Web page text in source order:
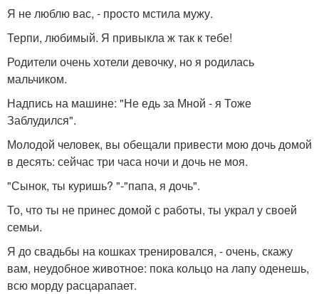
Я не люблю вас, - просто мстила мужу.
Терпи, любимый. Я привыкла ж так к тебе!
Родители очень хотели девочку, но я родилась
мальчиком.
Надпись на машине: "Не едь за Мной - я Тоже
Заблудился".
Молодой человек, вы обещали привести мою дочь домой
в десять: сейчас три часа ночи и дочь не моя.
"Сынок, ты куришь? "-"папа, я дочь".
То, что ты не принес домой с работы, ты украл у своей
семьи.
Я до свадьбы на кошках тренировался, - очень, скажу
вам, неудобное животное: пока кольцо на лапу оденешь,
всю морду расцарапает.